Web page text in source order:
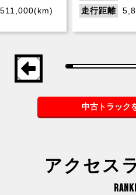
511,000(km)
走行距離
中古トラック
アクセス